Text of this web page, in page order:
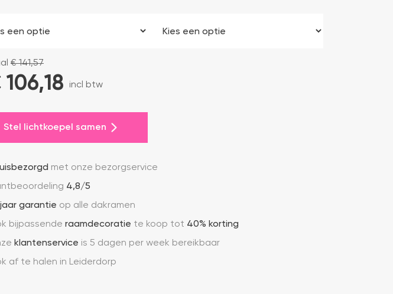
€141,57
106,18 incl btw
Stel lichtkoepel samen
met onze bezorgservice
4,8/5
jaar garantie op alle dakramen
bijpassende raamdecoratie te koop tot 40% korting
klantenservice is 5 dagen per week bereikbaar
af te halen in Leiderdorp